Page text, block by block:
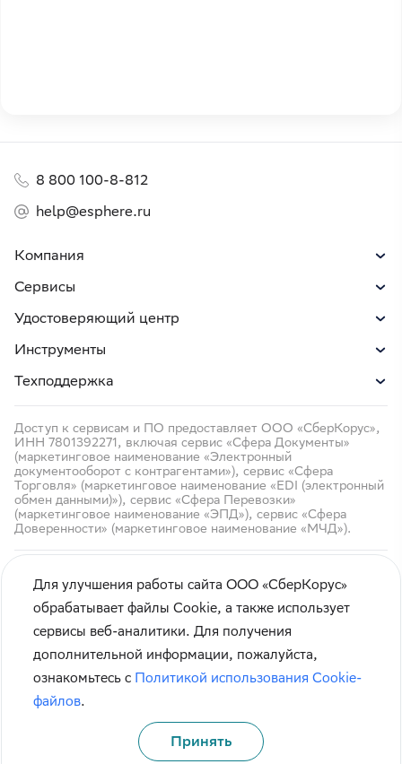
Компания
Сервисы
Удостоверяющий центр
Инструменты
Техподдержка
8 800 100-8-812
help@esphere.ru
Доступ к сервисам и ПО предоставляет ООО «СберКорус»,
ИНН 7801392271, включая сервис «Сфера Документы»
(маркетинговое наименование «Электронный
документооборот с контрагентами»), сервис «Сфера
Торговля» (маркетинговое наименование «EDI (электронный
обмен данными)»), сервис «Сфера Перевозки»
(маркетинговое наименование «ЭПД»), сервис «Сфера
Доверенности» (маркетинговое наименование «МЧД»).
© СберКорус 2004-2026
Санкт-Петербург, наб. Обводного канала, 60А
Правила использования сайта
Карта сайта
Для улучшения работы сайта ООО «СберКорус»
обрабатывает файлы Cookie, а также использует
сервисы веб-аналитики. Для получения
дополнительной информации, пожалуйста,
ознакомьтесь с Политикой использования Cookie-
файлов.
Принять